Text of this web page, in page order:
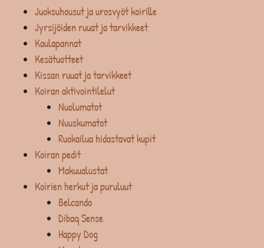
Juoksuhousut ja urosvyöt koirille
Jyrsijöiden ruuat ja tarvikkeet
Kaulapannat
Kesätuotteet
Kissan ruuat ja tarvikkeet
Koiran aktivointilelut
Nuolumatot
Nuuskumatot
Ruokailua hidastavat kupit
Koiran pedit
Makuualustat
Koirien herkut ja puruluut
Belcando
Dibaq Sense
Happy Dog